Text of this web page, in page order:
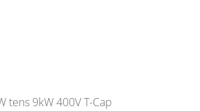
tens 9kW 400V T-Cap